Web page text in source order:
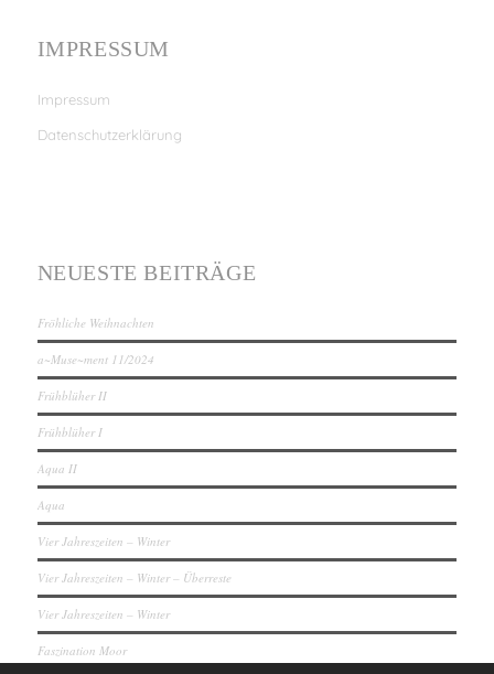
IMPRESSUM
Impressum
Datenschutzerklärung
NEUESTE BEITRÄGE
Fröhliche Weihnachten
a~Muse~ment 11/2024
Frühblüher II
Frühblüher I
Aqua II
Aqua
Vier Jahreszeiten – Winter
Vier Jahreszeiten – Winter – Überreste
Vier Jahreszeiten – Winter
Faszination Moor